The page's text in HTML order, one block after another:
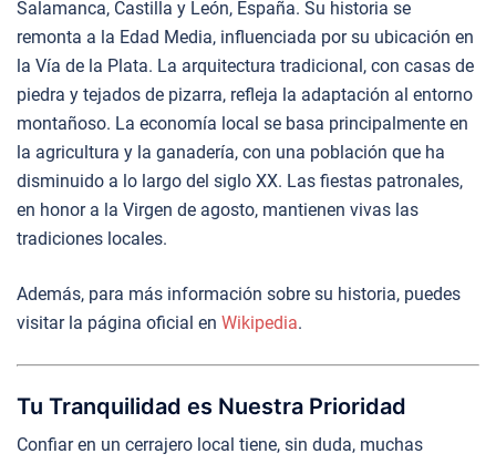
Salamanca, Castilla y León, España. Su historia se
remonta a la Edad Media, influenciada por su ubicación en
la Vía de la Plata. La arquitectura tradicional, con casas de
piedra y tejados de pizarra, refleja la adaptación al entorno
montañoso. La economía local se basa principalmente en
la agricultura y la ganadería, con una población que ha
disminuido a lo largo del siglo XX. Las fiestas patronales,
en honor a la Virgen de agosto, mantienen vivas las
tradiciones locales.
Además, para más información sobre su historia, puedes
visitar la página oficial en Wikipedia.
Tu Tranquilidad es Nuestra Prioridad
Confiar en un cerrajero local tiene, sin duda, muchas